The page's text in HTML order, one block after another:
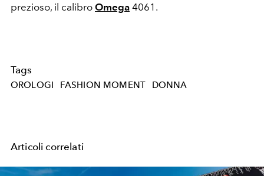
prezioso, il calibro Omega 4061.
Tags
OROLOGI FASHION MOMENT DONNA
Articoli correlati